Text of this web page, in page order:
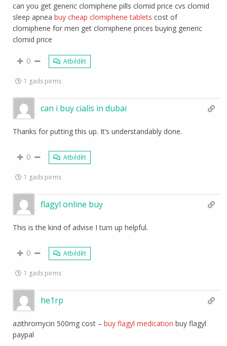
can you get generic clomiphene pills clomid price cvs clomid
sleep apneabuy cheap clomiphene tablets cost of
clomiphene for men get clomiphene prices buying generic
clomid price
0 Atbildēt
1 gads pirms
can i buy cialis in dubai
Thanks for putting this up. It’s understandably done.
0 Atbildēt
1 gads pirms
flagyl online buy
This is the kind of advise I turn up helpful.
0 Atbildēt
1 gads pirms
he1rp
azithromycin 500mg cost –buy flagyl medication buy flagyl
paypal